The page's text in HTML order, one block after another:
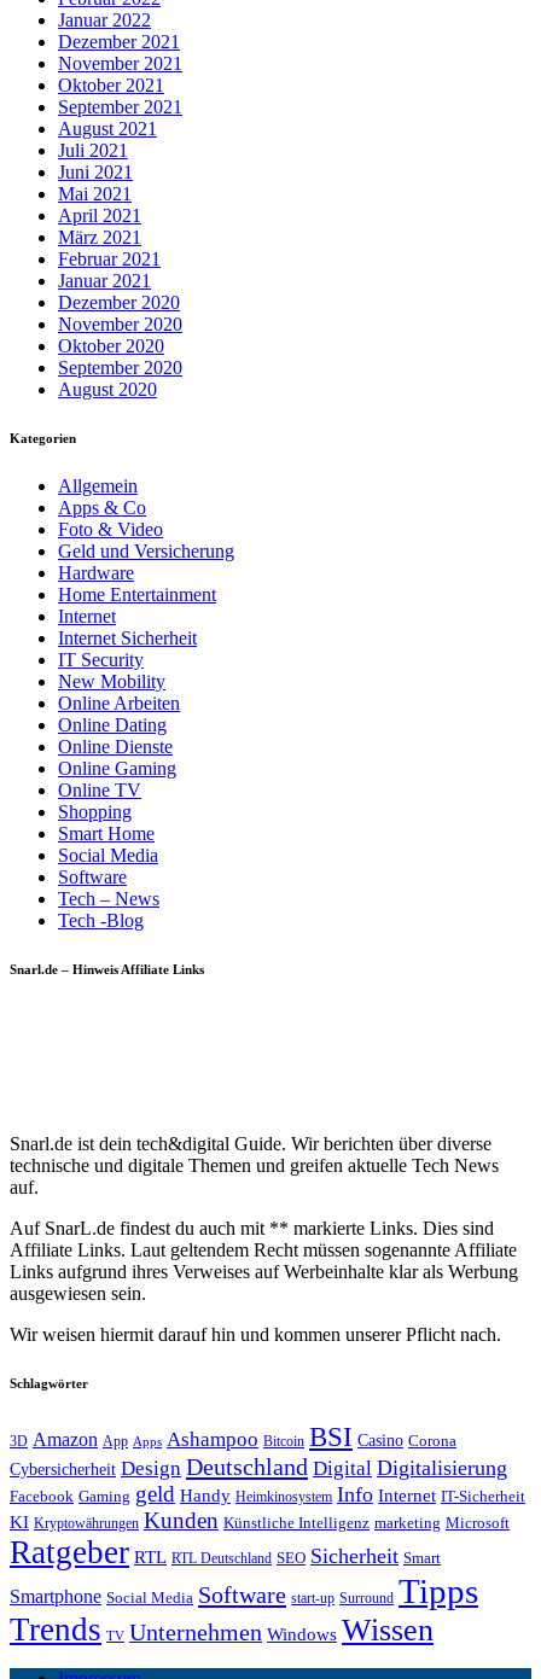
Januar 2022
Dezember 2021
November 2021
Oktober 2021
September 2021
August 2021
Juli 2021
Juni 2021
Mai 2021
April 2021
März 2021
Februar 2021
Januar 2021
Dezember 2020
November 2020
Oktober 2020
September 2020
August 2020
Kategorien
Allgemein
Apps & Co
Foto & Video
Geld und Versicherung
Hardware
Home Entertainment
Internet
Internet Sicherheit
IT Security
New Mobility
Online Arbeiten
Online Dating
Online Dienste
Online Gaming
Online TV
Shopping
Smart Home
Social Media
Software
Tech – News
Tech -Blog
Snarl.de – Hinweis Affiliate Links
Snarl.de ist dein tech&digital Guide. Wir berichten über diverse
technische und digitale Themen und greifen aktuelle Tech News
auf.
Auf SnarL.de findest du auch mit ** markierte Links. Dies sind
Affiliate Links. Laut geltendem Recht müssen sogenannte Affiliate
Links aufgrund ihres Verweises auf Werbeinhalte klar als Werbung
ausgewiesen sein.
Wir weisen hiermit darauf hin und kommen unserer Pflicht nach.
Schlagwörter
3D Amazon App Apps Ashampoo Bitcoin BSI Casino Corona
Cybersicherheit Design Deutschland Digital Digitalisierung
Facebook Gaming geld Handy Heimkinosystem Info Internet IT-Sicherheit
KI Kryptowährungen Kunden Künstliche Intelligenz marketing Microsoft
Ratgeber RTL RTL Deutschland SEO Sicherheit Smart
Smartphone Social Media Software start-up Surround Tipps
Trends TV Unternehmen Windows Wissen